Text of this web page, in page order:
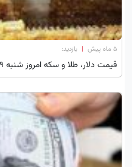
۵ ماه پیش | بازدید:
قیمت دلار، طلا و سکه امروز شنبه ۹ اسفند ۱۴۰۴